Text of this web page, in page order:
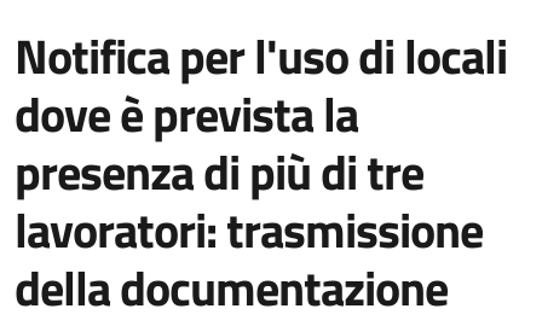
Notifica per l'uso di locali
dove è prevista la
presenza di più di tre
lavoratori: trasmissione
della documentazione